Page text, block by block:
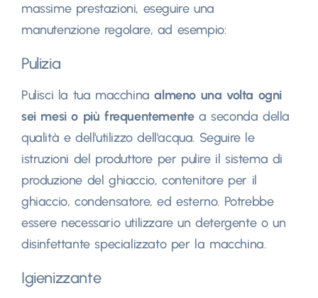
massime prestazioni, eseguire una
manutenzione regolare, ad esempio:
Pulizia
Pulisci la tua macchinaalmeno una volta ogni
sei mesi o più frequentementea seconda della
qualità e dell'utilizzo dell'acqua. Seguire le
istruzioni del produttore per pulire il sistema di
produzione del ghiaccio, contenitore per il
ghiaccio, condensatore, ed esterno. Potrebbe
essere necessario utilizzare un detergente o un
disinfettante specializzato per la macchina.
Igienizzante